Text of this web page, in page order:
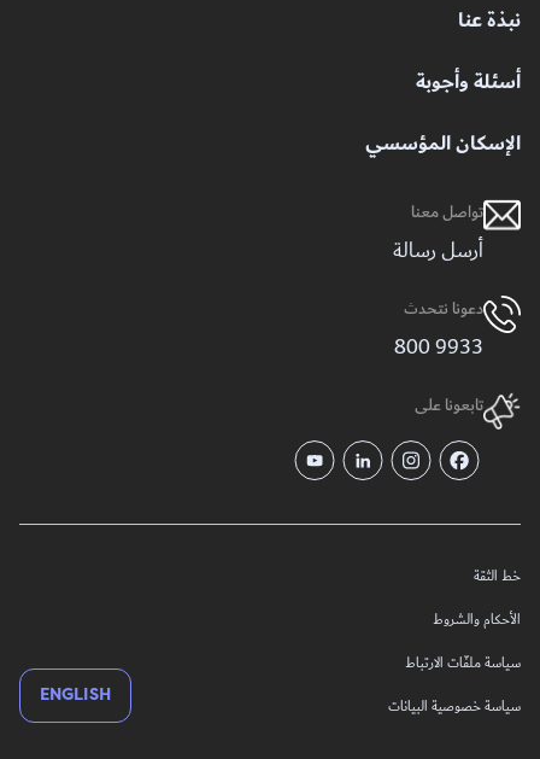
نبذة عنا
أسئلة وأجوبة
الإسكان المؤسسي
تواصل معنا
أرسل رسالة
دعونا نتحدث
9933 800
تابعونا على
خط الثقة
الأحكام والشروط
سياسة ملفّات الارتباط
سياسة خصوصية البيانات
ENGLISH